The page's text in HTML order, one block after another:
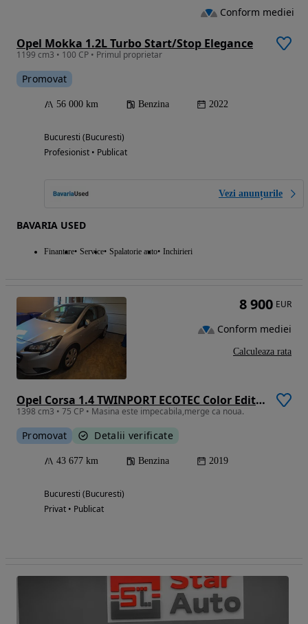
Opel Mokka 1.2L Turbo Start/Stop Elegance
1199 cm3 • 100 CP • Primul proprietar
Promovat
56 000 km Benzina 2022
Bucuresti (Bucuresti)
Profesionist • Publicat
Vezi anunțurile
BAVARIA USED
Finantare Service Spalatorie auto Inchirieri
Conform mediei
Opel Corsa 1.4 TWINPORT ECOTEC Color Edition
1398 cm3 • 75 CP • Masina este impecabila,merge ca noua.
Promovat Detalii verificate
43 677 km Benzina 2019
Bucuresti (Bucuresti)
Privat • Publicat
8 900 EUR
Conform mediei
Calculeaza rata